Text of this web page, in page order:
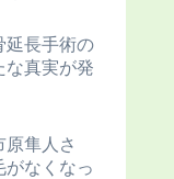
延長手術の
な真実が発
原隼人さ
がなくなっ